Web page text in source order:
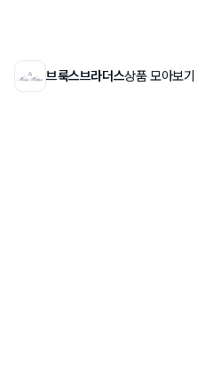
브룩스브라더스상품 모아보기